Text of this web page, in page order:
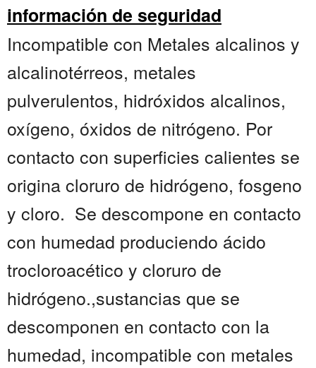
información de seguridad
Incompatible con Metales alcalinos y
alcalinotérreos, metales
pulverulentos, hidróxidos alcalinos,
oxígeno, óxidos de nitrógeno. Por
contacto con superficies calientes se
origina cloruro de hidrógeno, fosgeno
y cloro. Se descompone en contacto
con humedad produciendo ácido
trocloroacético y cloruro de
hidrógeno.,sustancias que se
descomponen en contacto con la
humedad, incompatible con metales